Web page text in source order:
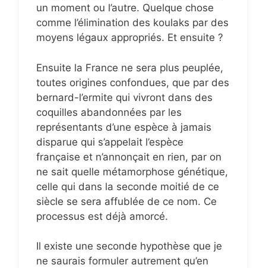
un moment ou l’autre. Quelque chose
comme l’élimination des koulaks par des
moyens légaux appropriés. Et ensuite ?
Ensuite la France ne sera plus peuplée,
toutes origines confondues, que par des
bernard-l’ermite qui vivront dans des
coquilles abandonnées par les
représentants d’une espèce à jamais
disparue qui s’appelait l’espèce
française et n’annonçait en rien, par on
ne sait quelle métamorphose génétique,
celle qui dans la seconde moitié de ce
siècle se sera affublée de ce nom. Ce
processus est déjà amorcé.
Il existe une seconde hypothèse que je
ne saurais formuler autrement qu’en